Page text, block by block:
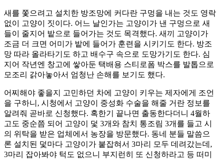
새를 쫓으려고 설치한 방조망에 커다란 구멍을 내는 것도 영락
없이 고양이 짓이다. 어느 날인가는 고양이가 낸 구멍으로 새
들이 줄지어 밭으로 들어가는 것도 목격했다. 새끼 고양이가
조금 더 크면 어미가 밭에 들어가 훈련을 시키기도 한다. 방조
망 따라 올라타기도 하고 배수구 속으로 도망가기도 한다. 심
지어 작년엔 창고에 쌓아둔 택배용 스티로폼 박스를 발톱으로
모조리 갉아놓아서 엄청난 손해를 보기도 했다.
어찌해야 좋을지 고민하던 차에 고양이 키우는 제자에게 조언
을 구하니, 시청에서 고양이 중성화 수술을 해줄 거란 정보를
알려줘 곧바로 신청했다. 혹한기 끝나면 출동한다더니 4월하
고도 중순쯤 되어 고양이 덫 3개와 참치 통조림 3개를 들고 시
의 위탁을 받은 업체에서 농장을 방문했다. 동네 분들 말씀으
론 설치된 덫마다 고양이가 붙잡혀서 3마리 모두 데려갔는데,
3마리 잡아봐야 턱도 없으니 부지런히 또 신청하라고 등 떠미